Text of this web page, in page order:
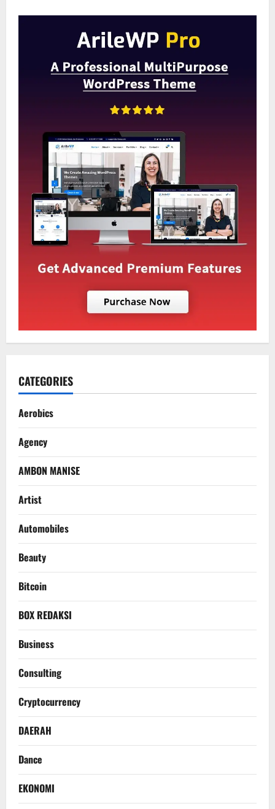
CATEGORIES
Aerobics
Agency
AMBON MANISE
Artist
Automobiles
Beauty
Bitcoin
BOX REDAKSI
Business
Consulting
Cryptocurrency
DAERAH
Dance
EKONOMI